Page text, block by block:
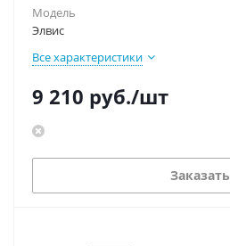
Модель
Элвис
Все характеристики
9 210 руб./шт
Заказать